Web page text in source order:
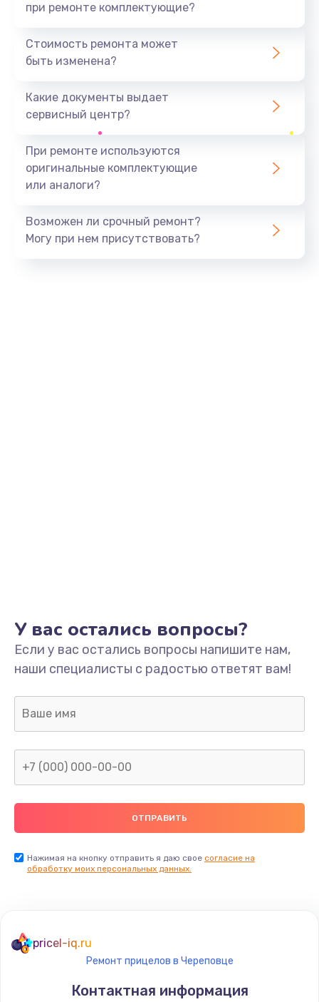
при ремонте комплектующие?
Стоимость ремонта может
быть изменена?
Какие документы выдает
сервисный центр?
При ремонте используются
оригинальные комплектующие
или аналоги?
Возможен ли срочный ремонт?
Могу при нем присутствовать?
У вас остались вопросы?
Если у вас остались вопросы напишите нам,
наши специалисты с радостью ответят вам!
Нажимая на кнопку отправить я даю свое согласие на
обработку моих персональных данных.
pricel-iq.ru
Ремонт прицелов в Череповце
Контактная информация